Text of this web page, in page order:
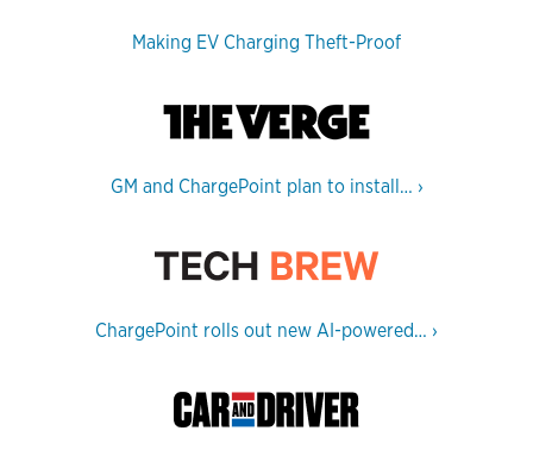
Making EV Charging Theft-Proof
GM and ChargePoint plan to install… ›
ChargePoint rolls out new AI-powered… ›